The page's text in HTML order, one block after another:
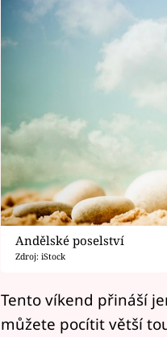
Andělské poselství
Zdroj: iStock
Tento víkend přináší
můžete pocítit větší